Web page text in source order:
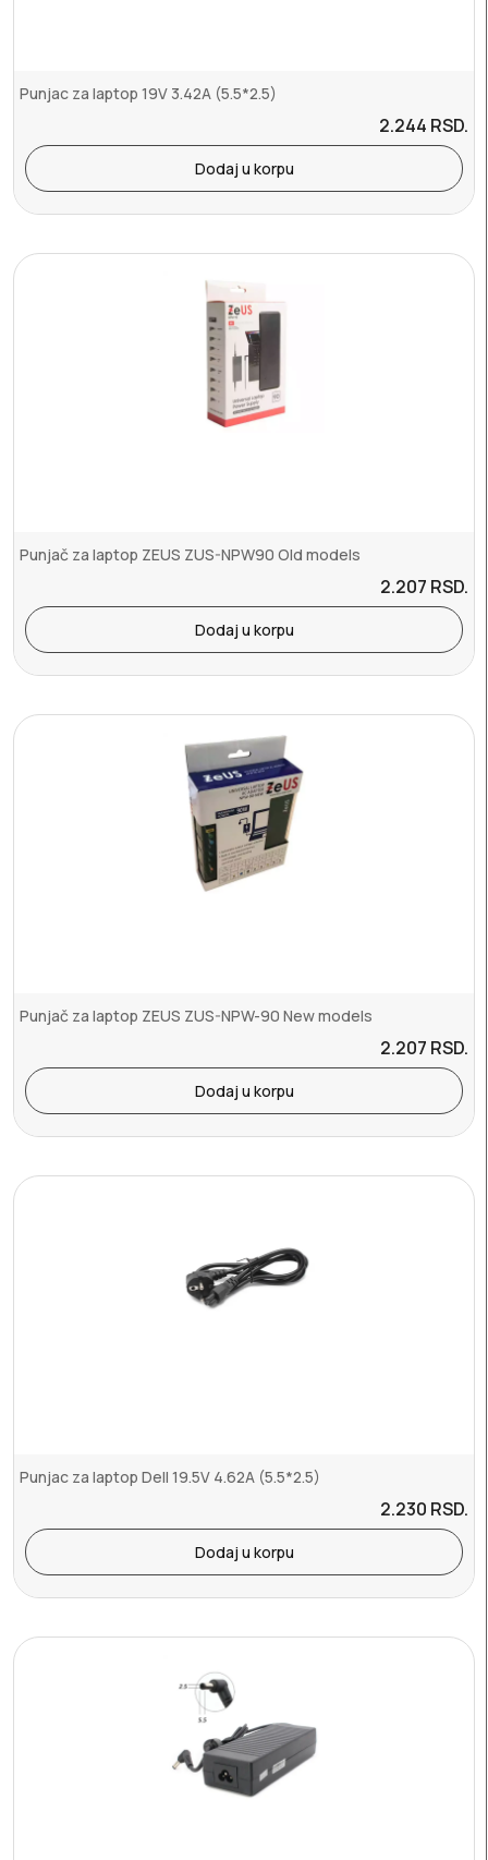
Punjac za laptop 19V 3.42A (5.5*2.5)
2.244 RSD.
Dodaj u korpu
Punjač za laptop ZEUS ZUS-NPW90 Old models
2.207 RSD.
Dodaj u korpu
Punjač za laptop ZEUS ZUS-NPW-90 New models
2.207 RSD.
Dodaj u korpu
Punjac za laptop Dell 19.5V 4.62A (5.5*2.5)
2.230 RSD.
Dodaj u korpu